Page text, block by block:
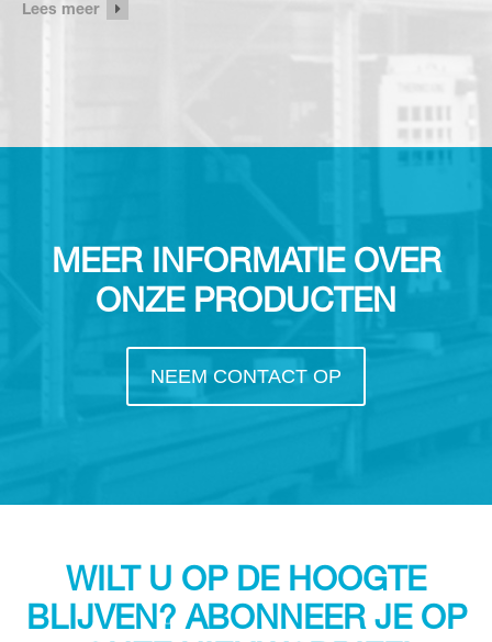
Lees meer
MEER INFORMATIE OVER
ONZE PRODUCTEN
NEEM CONTACT OP
WILT U OP DE HOOGTE
BLIJVEN? ABONNEER JE OP